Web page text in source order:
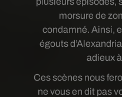
morsure de
condamné. Ainsi,
égouts
adieux
Ces scènes nous
ne vous en dit pas